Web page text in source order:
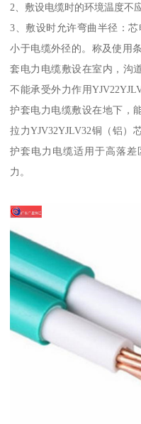
2、敷设电缆时的环境温度不
3、敷设时允许弯曲半径：
小于电缆外径的。称及使用
套电力电缆敷设在室内，沟
不能承受外力作用
护套电力电缆敷设在地下，
拉力YJV32YJLV32铜（铝）
护套电力电缆适用于高落
力。